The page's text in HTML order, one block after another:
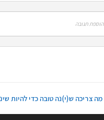
הוספת תגובה
מה צריכה ש(י)נה טובה כדי להיות